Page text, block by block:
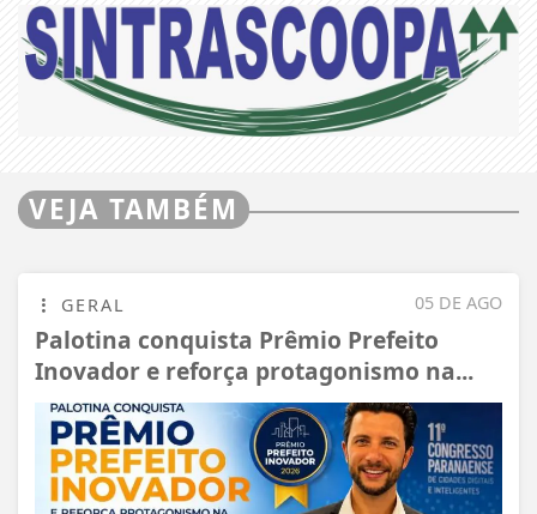
VEJA TAMBÉM
05 DE AGO
GERAL
Palotina conquista Prêmio Prefeito
Inovador e reforça protagonismo na...